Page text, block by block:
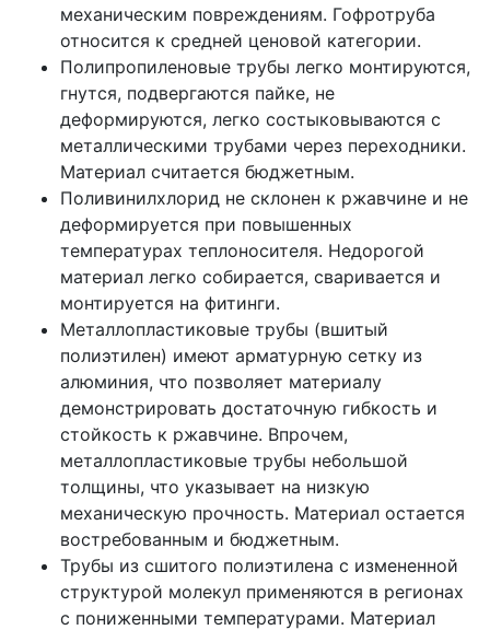
механическим повреждениям. Гофротруба
относится к средней ценовой категории.
Полипропиленовые трубы легко монтируются,
гнутся, подвергаются пайке, не
деформируются, легко состыковываются с
металлическими трубами через переходники.
Материал считается бюджетным.
Поливинилхлорид не склонен к ржавчине и не
деформируется при повышенных
температурах теплоносителя. Недорогой
материал легко собирается, сваривается и
монтируется на фитинги.
Металлопластиковые трубы (вшитый
полиэтилен) имеют арматурную сетку из
алюминия, что позволяет материалу
демонстрировать достаточную гибкость и
стойкость к ржавчине. Впрочем,
металлопластиковые трубы небольшой
толщины, что указывает на низкую
механическую прочность. Материал остается
востребованным и бюджетным.
Трубы из сшитого полиэтилена с измененной
структурой молекул применяются в регионах
с пониженными температурами. Материал